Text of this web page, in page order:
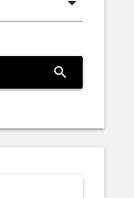
search